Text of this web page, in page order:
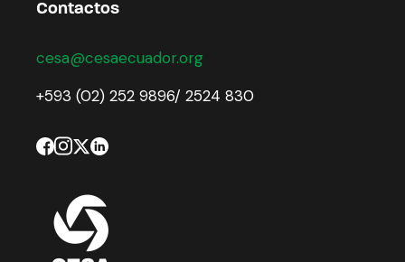
Contactos
cesa@cesaecuador.org
+593 (02) 252 9896/ 2524 830